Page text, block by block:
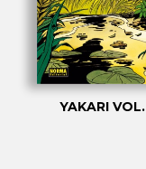
YAKARI